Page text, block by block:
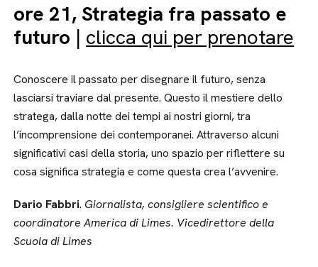
ore 21, Strategia fra passato e
futuro | clicca qui per prenotare
Conoscere il passato per disegnare il futuro, senza
lasciarsi traviare dal presente. Questo il mestiere dello
stratega, dalla notte dei tempi ai nostri giorni, tra
l’incomprensione dei contemporanei. Attraverso alcuni
significativi casi della storia, uno spazio per riflettere su
cosa significa strategia e come questa crea l’avvenire.
Dario Fabbri. Giornalista, consigliere scientifico e
coordinatore America di Limes. Vicedirettore della
Scuola di Limes